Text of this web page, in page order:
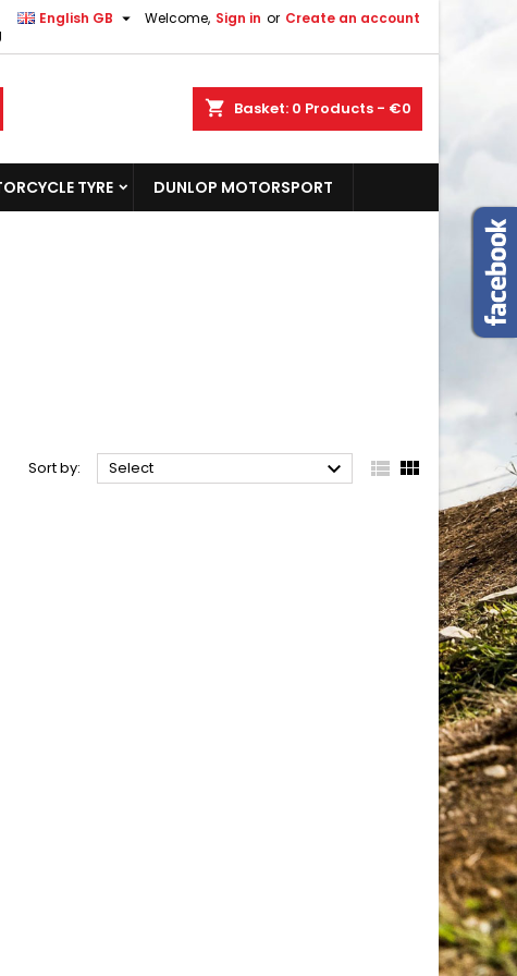
Welcome, Sign in or Create an account
English GB 
shopping_cart Basket: 0 Products - €0
TYRE DUNLOP MOTORSPORT
Sort by: Select   